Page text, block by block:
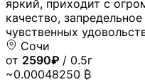
яркий, приходит с
качество,
чувственных
Сочи
от 2590₽ / 0.5г
~0.00048250 ₿